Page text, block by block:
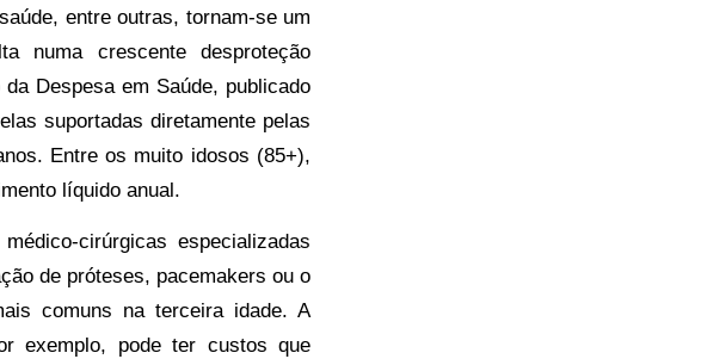
entre outras, tornam-se um
numa crescente desproteção
Despesa em Saúde, publicado
suportadas diretamente pelas
Entre os muito idosos (85+),
líquido anual.
cirúrgicas especializadas
de próteses, pacemakers ou o
comuns na terceira idade. A
exemplo, pode ter custos que